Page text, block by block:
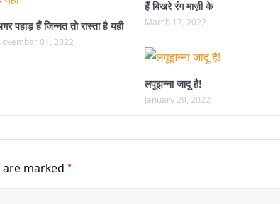
पहाड़ हैं जिन्नत तो रास्ता है यही
01, 2022
हैं बिखरे रंग माज़ी के
March 17, 2022
लपूझन्ना जादू है!
January 29, 2022
marked *